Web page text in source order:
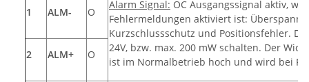
1 ALM- O
Alarm Signal: OC Ausgangssignal aktiv,
Fehlermeldungen aktiviert ist:
Kurzschlussschutz und Positionsfehler.
24V, bzw. max. 200 mW schalten. Der
ist im Normalbetrieb hoch und wird bei
2 ALM+ O